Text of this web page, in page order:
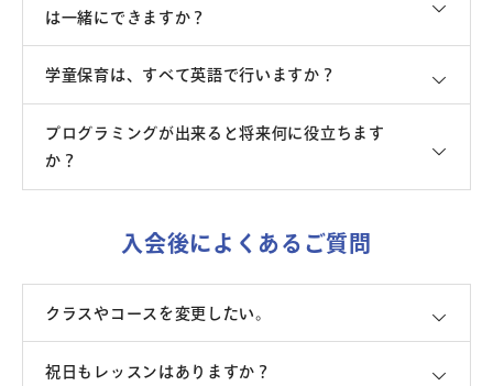
は一緒にできますか？
学童保育は、すべて英語で行いますか？
プログラミングが出来ると将来何に役立ちます
か？
入会後によくあるご質問
クラスやコースを変更したい。
祝日もレッスンはありますか？